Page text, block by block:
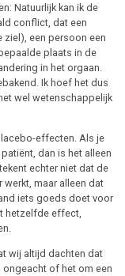
Natuurlijk kan ik de
conflict, dat een
ziel), een persoon een
plaats in de
in het orgaan.
Ik hoef het dus
wel wetenschappelijk
effecten. Als je
dan is het alleen
echter niet dat de
maar alleen dat
iets goeds doet voor
hetzelfde effect,
wij altijd dachten dat
of het om een